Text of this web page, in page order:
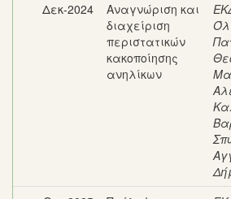
Δεκ-2024
Αναγνώριση και
διαχείριση
περιστατικών
κακοποίησης
ανηλίκων